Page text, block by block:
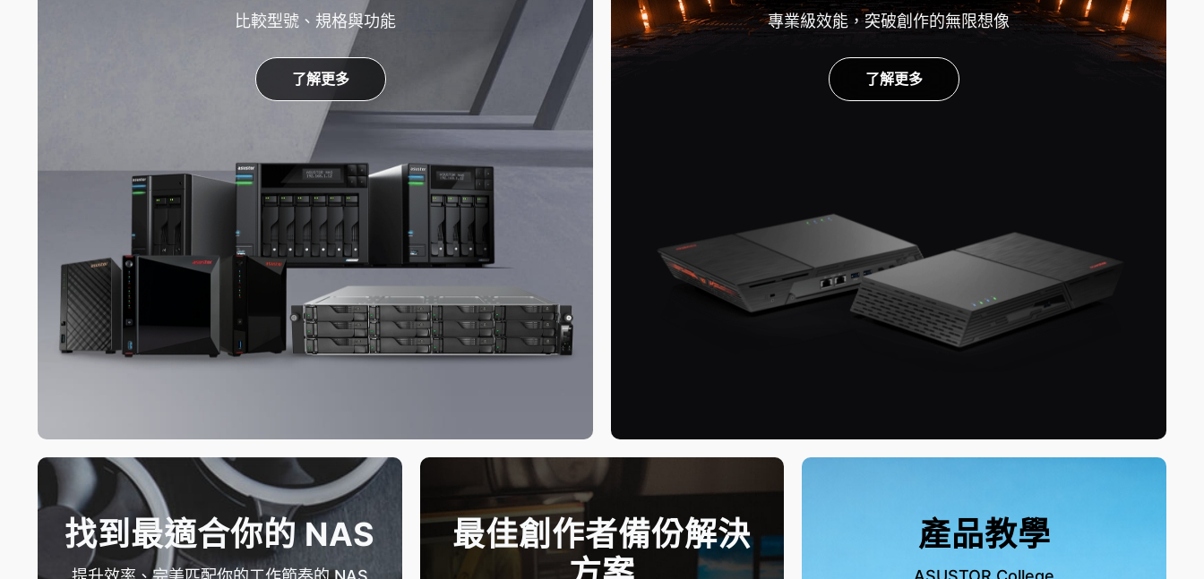
比較型號、規格與功能
了解更多
專業級效能，突破創作的無限想像
了解更多
找到最適合你的 NAS
最佳創作者備份解決
產品教學